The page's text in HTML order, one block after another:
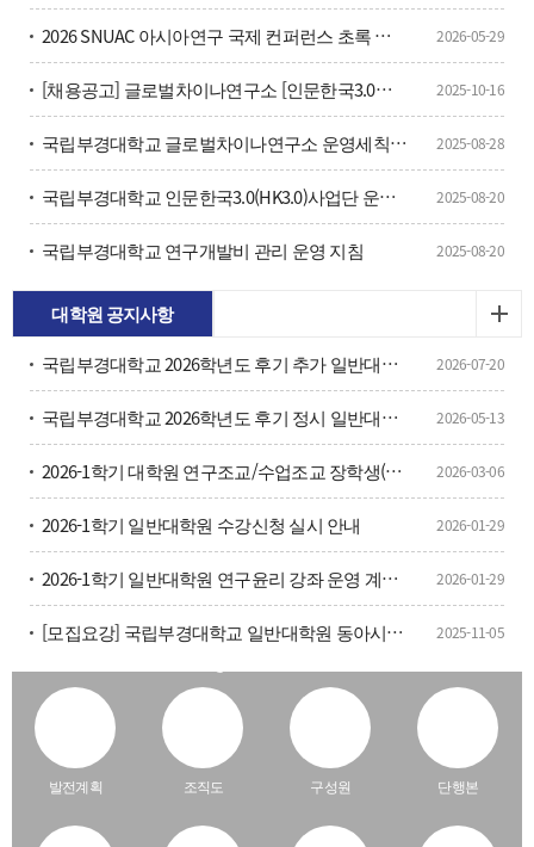
2026 SNUAC 아시아연구 국제 컨퍼런스 초록 모집 안내 2026-05-29
[채용공고] 글로벌차이나연구소 [인문한국3.0지원사업] HK연구교수 초빙 공고 2025-10-16
국립부경대학교 글로벌차이나연구소 운영세칙(개정 20250825) 2025-08-28
국립부경대학교 인문한국3.0(HK3.0)사업단 운영 규정 2025-08-20
국립부경대학교 연구개발비 관리 운영 지침 2025-08-20
대학원 공지사항
국립부경대학교 2026학년도 후기 추가 일반대학원 신입생 모집
2026-07-20
국립부경대학교 2026학년도 후기 정시 일반대학원 신입생 모집 안내 2026-05-13
2026-1학기 대학원 연구조교/수업조교 장학생(후지급) 추가 선발 안내 2026-03-06
2026-1학기 일반대학원 수강신청 실시 안내 2026-01-29
2026-1학기 일반대학원 연구윤리 강좌 운영 계획(필수과목) 2026-01-29
[모집요강] 국립부경대학교 일반대학원 동아시아청년학협동과정 모집요강 2025-11-05
발전계획 조직도 구성원 단행본